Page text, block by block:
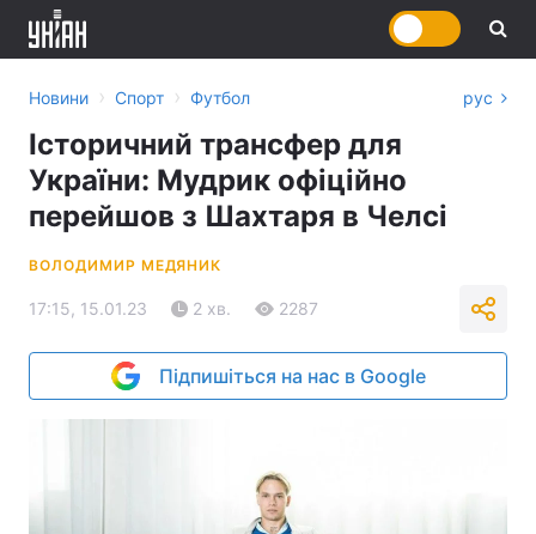
Новини › Спорт › Футбол рус
Історичний трансфер для
України: Мудрик офіційно
перейшов з Шахтаря в Челсі
ВОЛОДИМИР МЕДЯНИК
17:15, 15.01.23 2 хв. 2287
Підпишіться на нас в Google